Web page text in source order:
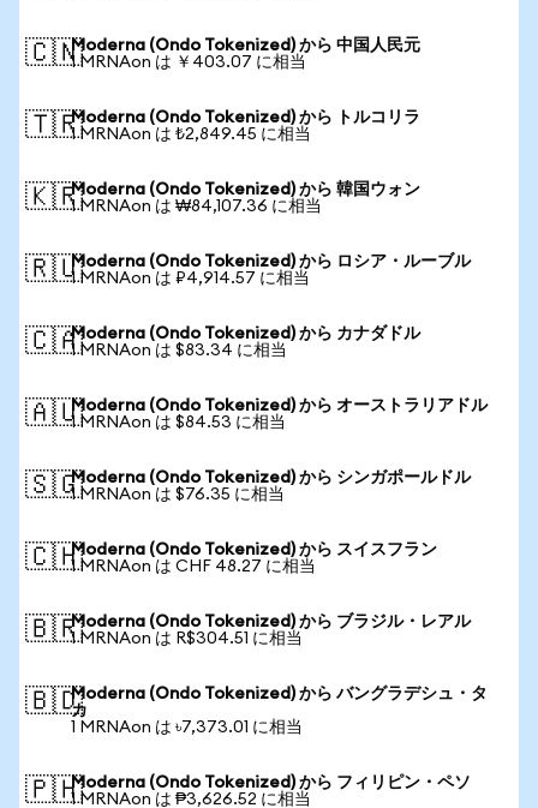
🇨🇳Moderna (Ondo Tokenized) から 中国人民元
1 MRNAon は ￥403.07 に相当
🇹🇷Moderna (Ondo Tokenized) から トルコリラ
1 MRNAon は ₺2,849.45 に相当
🇰🇷Moderna (Ondo Tokenized) から 韓国ウォン
1 MRNAon は ₩84,107.36 に相当
🇷🇺Moderna (Ondo Tokenized) から ロシア・ルーブル
1 MRNAon は ₽4,914.57 に相当
🇨🇦Moderna (Ondo Tokenized) から カナダドル
1 MRNAon は $83.34 に相当
🇦🇺Moderna (Ondo Tokenized) から オーストラリアドル
1 MRNAon は $84.53 に相当
🇸🇬Moderna (Ondo Tokenized) から シンガポールドル
1 MRNAon は $76.35 に相当
🇨🇭Moderna (Ondo Tokenized) から スイスフラン
1 MRNAon は CHF 48.27 に相当
🇧🇷Moderna (Ondo Tokenized) から ブラジル・レアル
1 MRNAon は R$304.51 に相当
🇧🇩Moderna (Ondo Tokenized) から バングラデシュ・タ
カ
1 MRNAon は ৳7,373.01 に相当
🇵🇭Moderna (Ondo Tokenized) から フィリピン・ペソ
1 MRNAon は ₱3,626.52 に相当